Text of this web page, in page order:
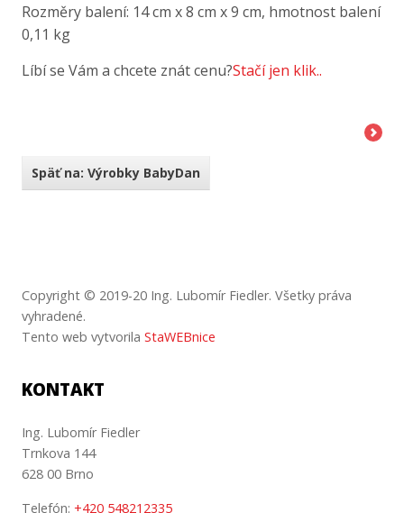
Rozměry balení: 14 cm x 8 cm x 9 cm, hmotnost balení
0,11 kg
Líbí se Vám a chcete znát cenu?Stačí jen klik..
Späť na: Výrobky BabyDan
Copyright © 2019-20 Ing. Lubomír Fiedler. Všetky práva
vyhradené.
Tento web vytvorila StaWEBnice
KONTAKT
Ing. Lubomír Fiedler
Trnkova 144
628 00 Brno
Telefón: +420 548212335